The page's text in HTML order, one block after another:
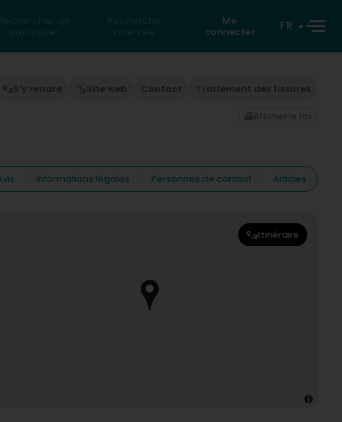
un
particulier
Recherche
inversée
Me
connecter
FR
S'y rendre Site web Contact Traitement des fissures
Afficher le fax
Informations légales Personnes de contact
Articles
Itinéraire